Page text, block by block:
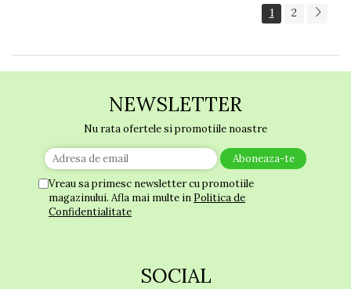
1 2
NEWSLETTER
Nu rata ofertele si promotiile noastre
Vreau sa primesc newsletter cu promotiile
magazinului. Afla mai multe in Politica de
Confidentialitate
SOCIAL